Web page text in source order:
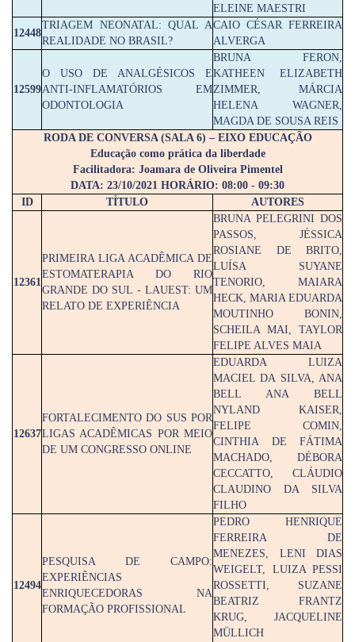
ELEINE MAESTRI
12448
TRIAGEM NEONATAL: QUAL A
REALIDADE NO BRASIL?
CAIO CÉSAR FERREIRA
ALVERGA
12599
O USO DE ANALGÉSICOS E
ANTI-INFLAMATÓRIOS EM
ODONTOLOGIA
BRUNA FERON,
KATHEEN ELIZABETH
ZIMMER, MÁRCIA
HELENA WAGNER,
MAGDA DE SOUSA REIS
RODA DE CONVERSA (SALA 6) – EIXO EDUCAÇÃO
Educação como prática da liberdade
Facilitadora: Joamara de Oliveira Pimentel
DATA: 23/10/2021 HORÁRIO: 08:00 - 09:30
ID
TÍTULO AUTORES
12361
PRIMEIRA LIGA ACADÊMICA DE
ESTOMATERAPIA DO RIO
GRANDE DO SUL - LAUEST: UM
RELATO DE EXPERIÊNCIA
BRUNA PELEGRINI DOS
PASSOS, JÉSSICA
ROSIANE DE BRITO,
LUÍSA SUYANE
TENORIO, MAIARA
HECK, MARIA EDUARDA
MOUTINHO BONIN,
SCHEILA MAI, TAYLOR
FELIPE ALVES MAIA
12637
FORTALECIMENTO DO SUS POR
LIGAS ACADÊMICAS POR MEIO
DE UM CONGRESSO ONLINE
EDUARDA LUIZA
MACIEL DA SILVA, ANA
BELL ANA BELL
NYLAND KAISER,
FELIPE COMIN,
CINTHIA DE FÁTIMA
MACHADO, DÉBORA
CECCATTO, CLÁUDIO
CLAUDINO DA SILVA
FILHO
12494
PESQUISA DE CAMPO:
EXPERIÊNCIAS
ENRIQUECEDORAS NA
FORMAÇÃO PROFISSIONAL
PEDRO HENRIQUE
FERREIRA DE
MENEZES, LENI DIAS
WEIGELT, LUIZA PESSI
ROSSETTI, SUZANE
BEATRIZ FRANTZ
KRUG, JACQUELINE
MÜLLICH